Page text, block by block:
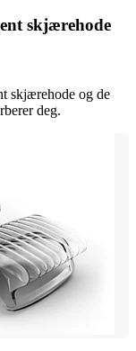
skjærehode
skjærehode og de
deg.